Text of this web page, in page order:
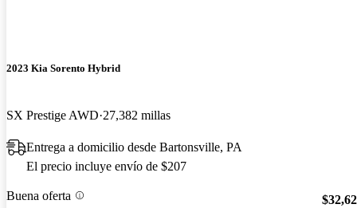
2023 Kia Sorento Hybrid
SX Prestige AWD 27,382 millas
Entrega a domicilio desde Bartonsville, PA
El precio incluye envío de $207
Buena oferta